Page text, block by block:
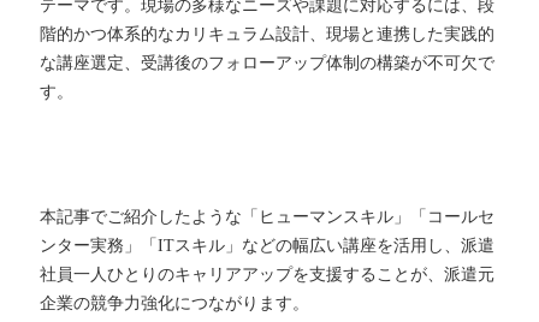
テーマです。現場の多様なニーズや課題に対応するには、段
階的かつ体系的なカリキュラム設計、現場と連携した実践的
な講座選定、受講後のフォローアップ体制の構築が不可欠で
す。
本記事でご紹介したような「ヒューマンスキル」「コールセ
ンター実務」「ITスキル」などの幅広い講座を活用し、派遣
社員一人ひとりのキャリアアップを支援することが、派遣元
企業の競争力強化につながります。